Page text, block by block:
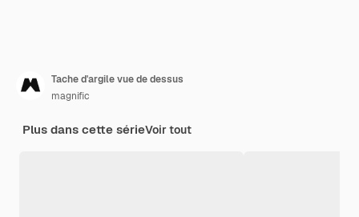
Tache d'argile vue de dessus
magnific
Plus dans cette sérieVoir tout